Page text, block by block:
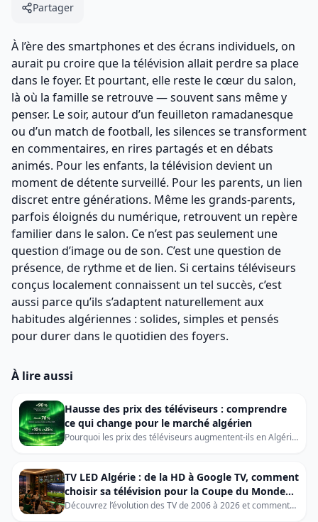
Partager
À l’ère des smartphones et des écrans individuels, on
aurait pu croire que la télévision allait perdre sa place
dans le foyer. Et pourtant, elle reste le cœur du salon,
là où la famille se retrouve — souvent sans même y
penser. Le soir, autour d’un feuilleton ramadanesque
ou d’un match de football, les silences se transforment
en commentaires, en rires partagés et en débats
animés. Pour les enfants, la télévision devient un
moment de détente surveillé. Pour les parents, un lien
discret entre générations. Même les grands-parents,
parfois éloignés du numérique, retrouvent un repère
familier dans le salon. Ce n’est pas seulement une
question d’image ou de son. C’est une question de
présence, de rythme et de lien. Si certains téléviseurs
conçus localement connaissent un tel succès, c’est
aussi parce qu’ils s’adaptent naturellement aux
habitudes algériennes : solides, simples et pensés
pour durer dans le quotidien des foyers.
À lire aussi
Hausse des prix des téléviseurs : comprendre
ce qui change pour le marché algérien
Pourquoi les prix des téléviseurs augmentent-ils en Algérie
TV en toute sérénité.
TV LED Algérie : de la HD à Google TV, comment
choisir sa télévision pour la Coupe du Monde
2026
Découvrez l’évolution des TV de 2006 à 2026 et comment